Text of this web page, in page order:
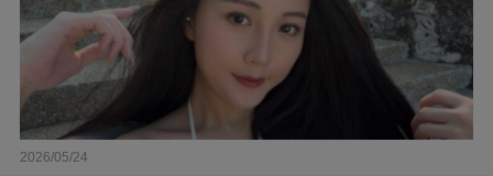
2026/05/24